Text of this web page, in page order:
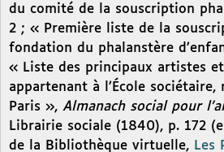
du comité de la souscription
2 ; « Première liste de la
fondation du phalanstère
« Liste des principaux artistes
appartenant à l’École sociétaire,
Paris », Almanach social pour
Librairie sociale (1840), p. 172
de la Bibliothèque virtuelle, Les